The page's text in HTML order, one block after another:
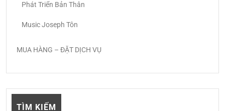
Phát Triển Bản Thân
Music Joseph Tôn
MUA HÀNG – ĐẶT DỊCH VỤ
TÌM KIẾM